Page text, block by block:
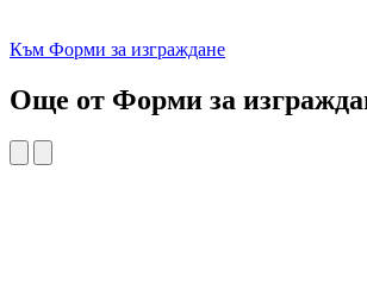
Към Форми за изграждане
Още от Форми за